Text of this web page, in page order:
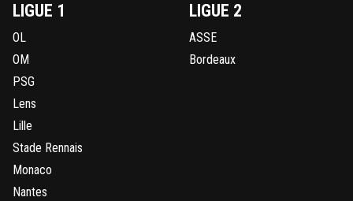
LIGUE 1
OL
OM
PSG
Lens
Lille
Stade Rennais
Monaco
Nantes
LIGUE 2
ASSE
Bordeaux